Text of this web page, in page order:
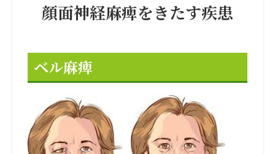
顔面神経麻痺をきたす疾患
ベル麻痺